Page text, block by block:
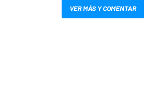
VER MÁS Y COMENTAR